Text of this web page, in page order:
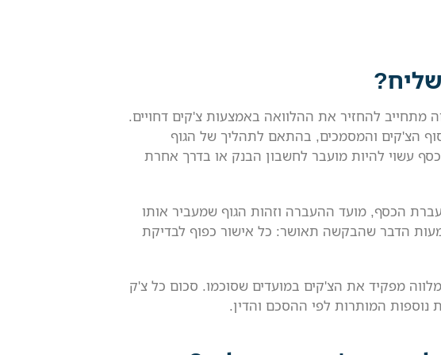
מתחייב להחזיר את ההלוואה באמצעות צ'קים דחויים.
הצ'קים והמסמכים, בהתאם לתהליך של הגוף
עשוי להיות מועבר לחשבון הבנק או בדרך אחרת
הכסף, מועד ההעברה וזהות הגוף שמעביר אותו
הדבר שהבקשה תאושר: כל אישור כפוף לבדיקת
מפקיד את הצ'קים במועדים שסוכמו. סכום כל צ'ק
נוספות המותרות לפי ההסכם והדין.